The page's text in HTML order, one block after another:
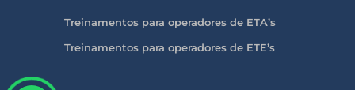
Treinamentos para operadores de ETA’s
Treinamentos para operadores de ETE’s